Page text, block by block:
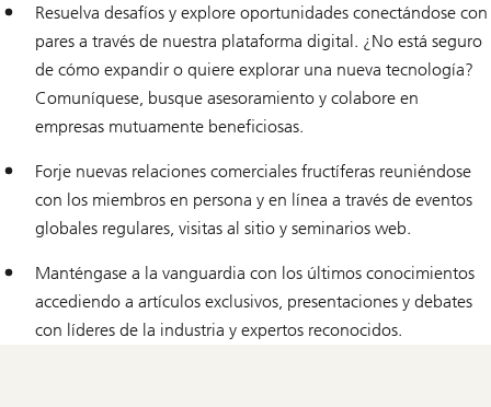
Resuelva desafíos y explore oportunidades conectándose con
pares a través de nuestra plataforma digital. ¿No está seguro
de cómo expandir o quiere explorar una nueva tecnología?
Comuníquese, busque asesoramiento y colabore en
empresas mutuamente beneficiosas.
Forje nuevas relaciones comerciales fructíferas reuniéndose
con los miembros en persona y en línea a través de eventos
globales regulares, visitas al sitio y seminarios web.
Manténgase a la vanguardia con los últimos conocimientos
accediendo a artículos exclusivos, presentaciones y debates
con líderes de la industria y expertos reconocidos.